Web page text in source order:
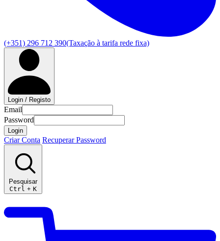
(+351) 296 712 390(Taxação à tarifa rede fixa)
Login / Registo
Email
Password
Login
Criar Conta Recuperar Password
Pesquisar
Ctrl + K